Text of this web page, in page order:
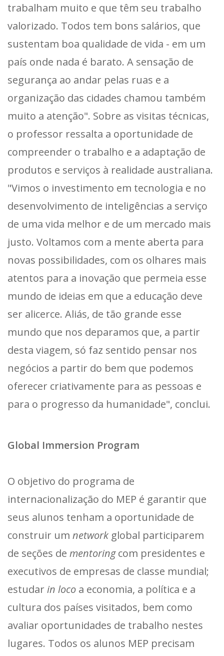
trabalham muito e que têm seu trabalho
valorizado. Todos tem bons salários, que
sustentam boa qualidade de vida - em um
país onde nada é barato. A sensação de
segurança ao andar pelas ruas e a
organização das cidades chamou também
muito a atenção". Sobre as visitas técnicas,
o professor ressalta a oportunidade de
compreender o trabalho e a adaptação de
produtos e serviços à realidade australiana.
"Vimos o investimento em tecnologia e no
desenvolvimento de inteligências a serviço
de uma vida melhor e de um mercado mais
justo. Voltamos com a mente aberta para
novas possibilidades, com os olhares mais
atentos para a inovação que permeia esse
mundo de ideias em que a educação deve
ser alicerce. Aliás, de tão grande esse
mundo que nos deparamos que, a partir
desta viagem, só faz sentido pensar nos
negócios a partir do bem que podemos
oferecer criativamente para as pessoas e
para o progresso da humanidade", conclui.
Global Immersion Program
O objetivo do programa de
internacionalização do MEP é garantir que
seus alunos tenham a oportunidade de
construir um network global participarem
de seções de mentoringcom presidentes e
executivos de empresas de classe mundial;
estudar in loco a economia, a política e a
cultura dos países visitados, bem como
avaliar oportunidades de trabalho nestes
lugares. Todos os alunos MEP precisam